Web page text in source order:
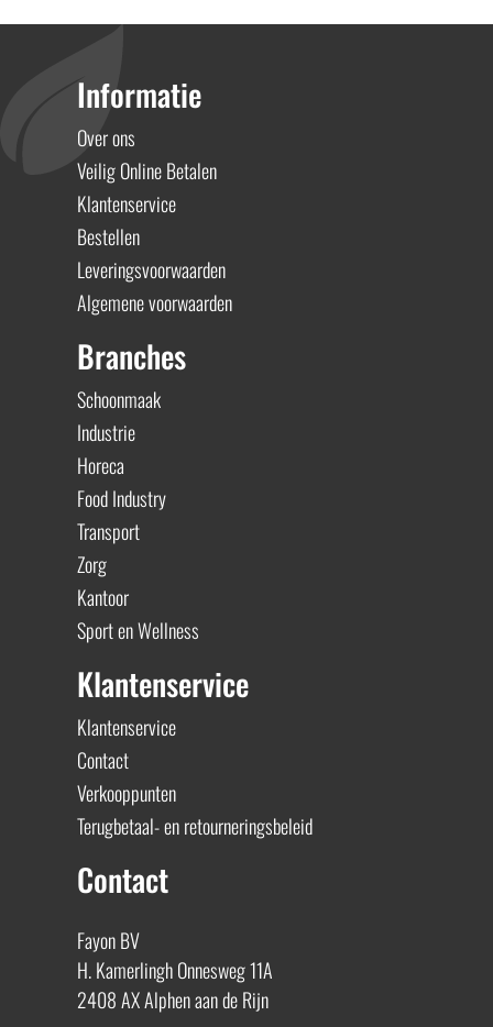
Informatie
Over ons
Veilig Online Betalen
Klantenservice
Bestellen
Leveringsvoorwaarden
Algemene voorwaarden
Branches
Schoonmaak
Industrie
Horeca
Food Industry
Transport
Zorg
Kantoor
Sport en Wellness
Klantenservice
Klantenservice
Contact
Verkooppunten
Terugbetaal- en retourneringsbeleid
Contact
Fayon BV
H. Kamerlingh Onnesweg 11A
2408 AX Alphen aan de Rijn